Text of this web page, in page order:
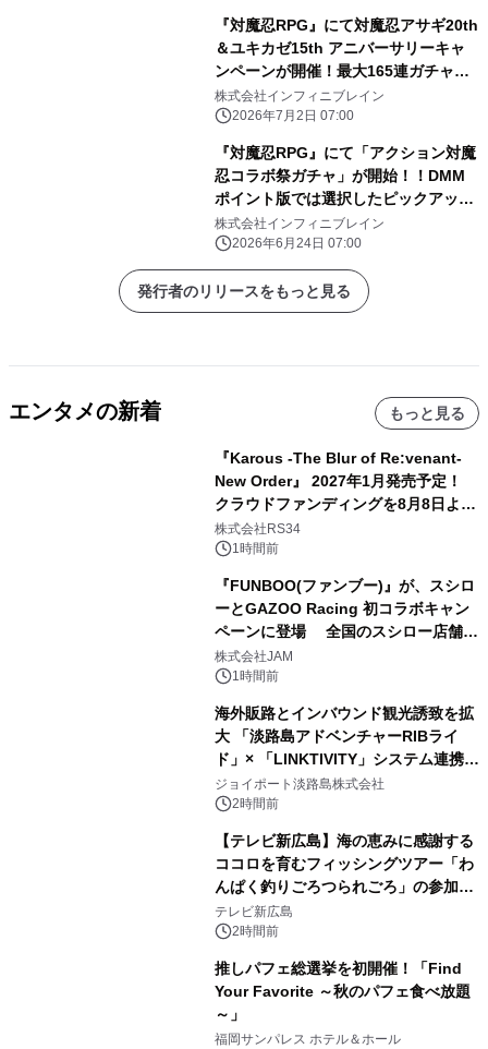
『対魔忍RPG』にて対魔忍アサギ20th
＆ユキカゼ15th アニバーサリーキャ
ンペーンが開催！最大165連ガチャ無
料！
株式会社インフィニブレイン
2026年7月2日 07:00
『対魔忍RPG』にて「アクション対魔
忍コラボ祭ガチャ」が開始！！DMM
ポイント版では選択したピックアップ
ユニットのPU確率アップ！！更にお得
なコラボセットも同時販売！
株式会社インフィニブレイン
2026年6月24日 07:00
発行者のリリースをもっと見る
エンタメの新着 もっと見る
『Karous -The Blur of Re:venant-
New Order』 2027年1月発売予定！
クラウドファンディングを8月8日より
開始
株式会社RS34
1時間前
『FUNBOO(ファンブー)』が、スシロ
ーとGAZOO Racing 初コラボキャン
ペーンに登場 全国のスシロー店舗で
GR 4車種の FUNBOO(ミニカー)付き
メニューが展開されます
株式会社JAM
1時間前
海外販路とインバウンド観光誘致を拡
大 「淡路島アドベンチャーRIBライ
ド」× 「LINKTIVITY」システム連携を
開始！
ジョイポート淡路島株式会社
2時間前
【テレビ新広島】海の恵みに感謝する
ココロを育むフィッシングツアー「わ
んぱく釣りごろつられごろ」の参加小
学生を募集
テレビ新広島
2時間前
推しパフェ総選挙を初開催！「Find
Your Favorite ～秋のパフェ食べ放題
～」
福岡サンパレス ホテル＆ホール